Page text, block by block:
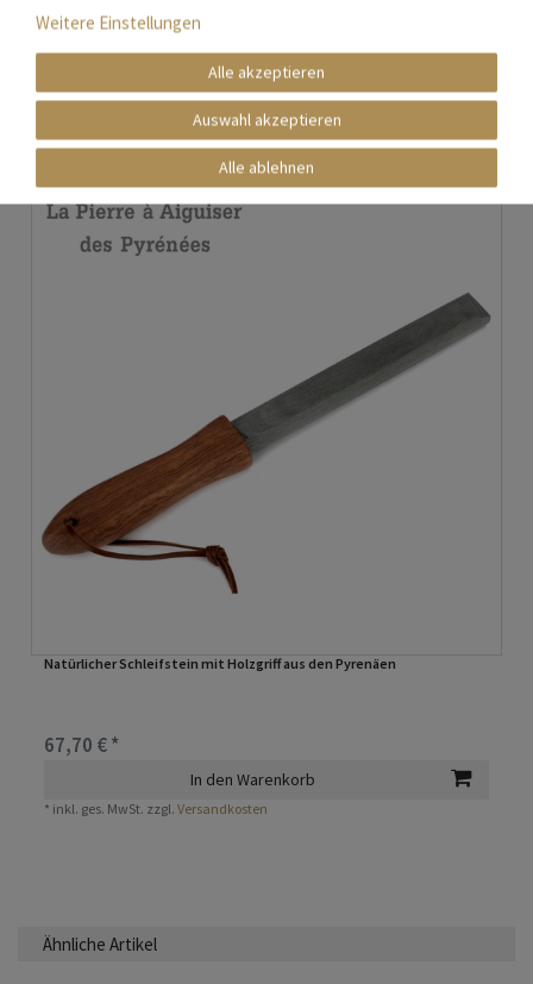
Versandkosten
Natürlicher Schleifstein mit Holzgriff aus den Pyrenäen
67,70 € *
In den Warenkorb
* inkl. ges. MwSt. zzgl.Versandkosten
Ähnliche Artikel
Weitere Einstellungen
Alle akzeptieren
Auswahl akzeptieren
Alle ablehnen